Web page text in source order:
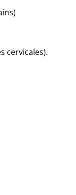
cervicales).